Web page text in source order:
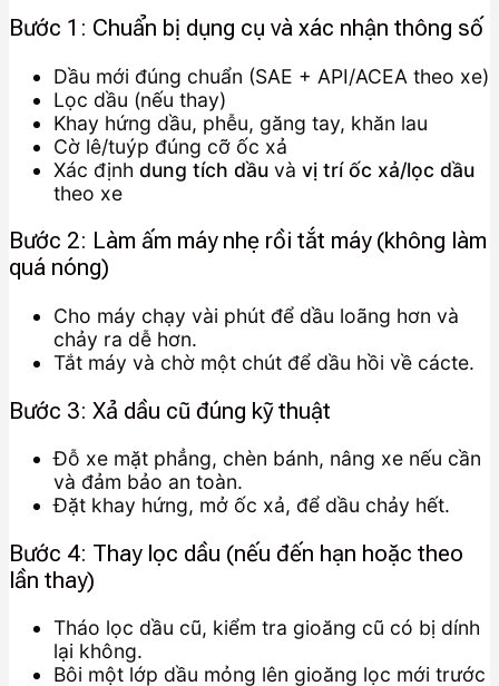
Bước 1: Chuẩn bị dụng cụ và xác nhận thông số
Dầu mới đúng chuẩn (SAE + API/ACEA theo xe)
Lọc dầu (nếu thay)
Khay hứng dầu, phễu, găng tay, khăn lau
Cờ lê/tuýp đúng cỡ ốc xả
Xác định dung tích dầu và vị trí ốc xả/lọc dầu
theo xe
Bước 2: Làm ấm máy nhẹ rồi tắt máy (không làm
quá nóng)
Cho máy chạy vài phút để dầu loãng hơn và
chảy ra dễ hơn.
Tắt máy và chờ một chút để dầu hồi về cácte.
Bước 3: Xả dầu cũ đúng kỹ thuật
Đỗ xe mặt phẳng, chèn bánh, nâng xe nếu cần
và đảm bảo an toàn.
Đặt khay hứng, mở ốc xả, để dầu chảy hết.
Bước 4: Thay lọc dầu (nếu đến hạn hoặc theo
lần thay)
Tháo lọc dầu cũ, kiểm tra gioăng cũ có bị dính
lại không.
Bôi một lớp dầu mỏng lên gioăng lọc mới trước